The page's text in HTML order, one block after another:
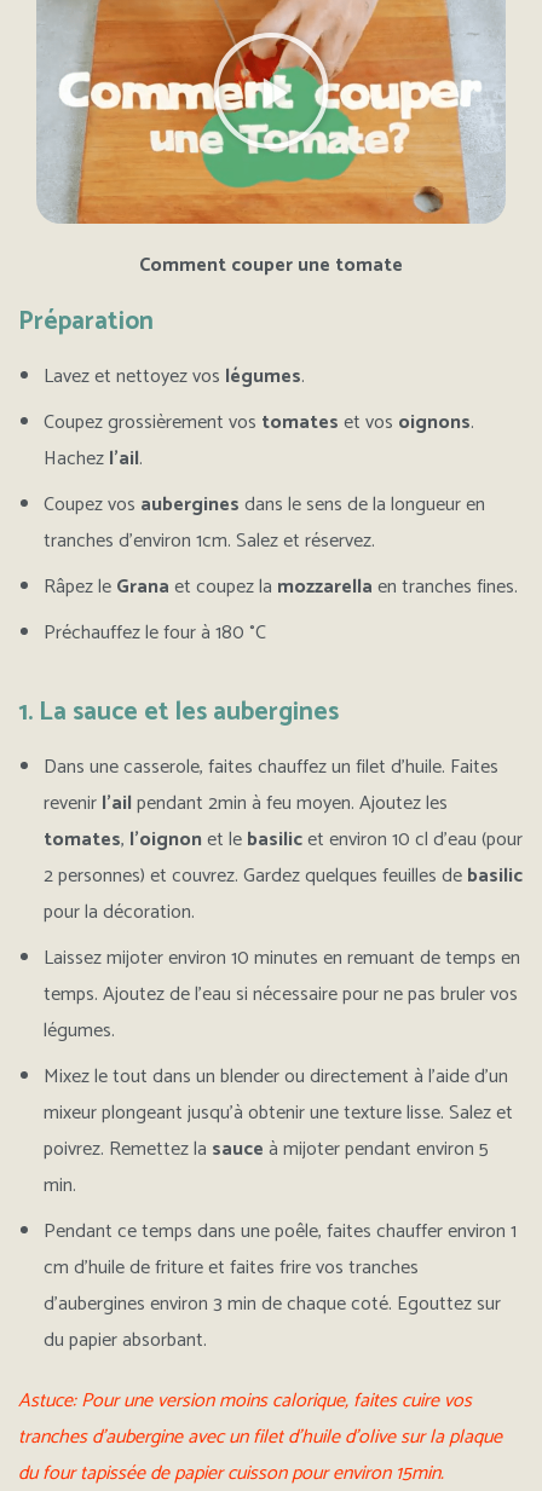
Comment couper une tomate
Préparation
Lavez et nettoyez vos légumes.
Coupez grossièrement vos tomateset vos oignons.
Hachezl’ail.
Coupez vos auberginesdans le sens de la longueur en
tranches d’environ 1cm. Salez et réservez.
Râpez leGranaet coupez la mozzarellaen tranches fines.
Préchauffez le four à 180 °C
1. La sauce et les aubergines
Dans une casserole, faites chauffez un filet d’huile. Faites
revenirl’ailpendant 2min à feu moyen. Ajoutez les
tomates, l’oignonet lebasilicet environ 10 cl d’eau (pour
2 personnes) et couvrez. Gardez quelques feuilles debasilic
pour la décoration.
Laissez mijoter environ 10 minutes en remuant de temps en
temps. Ajoutez de l’eau si nécessaire pour ne pas bruler vos
légumes.
Mixez le tout dans un blender ou directement à l’aide d’un
mixeur plongeant jusqu’à obtenir une texture lisse. Salez et
poivrez. Remettez la sauceà mijoter pendant environ 5
min.
Pendant ce temps dans une poêle, faites chauffer environ 1
cm d’huile de friture et faites frire vos tranches
d’aubergines environ 3 min de chaque coté. Egouttez sur
du papier absorbant.
Astuce: Pour une version moins calorique, faites cuire vos
tranches d’aubergine avec un filet d’huile d’olive sur la plaque
du four tapissée de papier cuisson pour environ 15min.